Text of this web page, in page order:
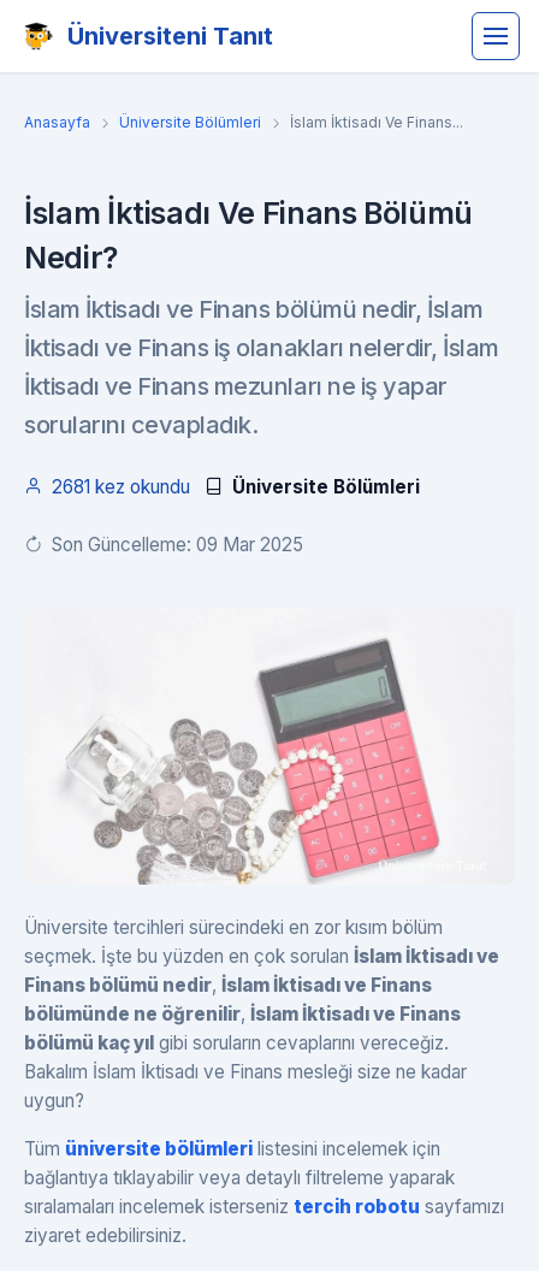
Üniversiteni Tanıt
Anasayfa Üniversite Bölümleri İslam İktisadı Ve Finans...
İslam İktisadı Ve Finans Bölümü
Nedir?
İslam İktisadı ve Finans bölümü nedir, İslam
İktisadı ve Finans iş olanakları nelerdir, İslam
İktisadı ve Finans mezunları ne iş yapar
sorularını cevapladık.
2681 kez okundu Üniversite Bölümleri
Son Güncelleme: 09 Mar 2025
Üniversite tercihleri sürecindeki en zor kısım bölüm
seçmek. İşte bu yüzden en çok sorulan İslam İktisadı ve
Finans bölümü nedir, İslam İktisadı ve Finans
bölümünde ne öğrenilir, İslam İktisadı ve Finans
bölümü kaç yıl gibi soruların cevaplarını vereceğiz.
Bakalım İslam İktisadı ve Finans mesleği size ne kadar
uygun?
Tüm üniversite bölümleri listesini incelemek için
bağlantıya tıklayabilir veya detaylı filtreleme yaparak
sıralamaları incelemek isterseniz tercih robotu sayfamızı
ziyaret edebilirsiniz.